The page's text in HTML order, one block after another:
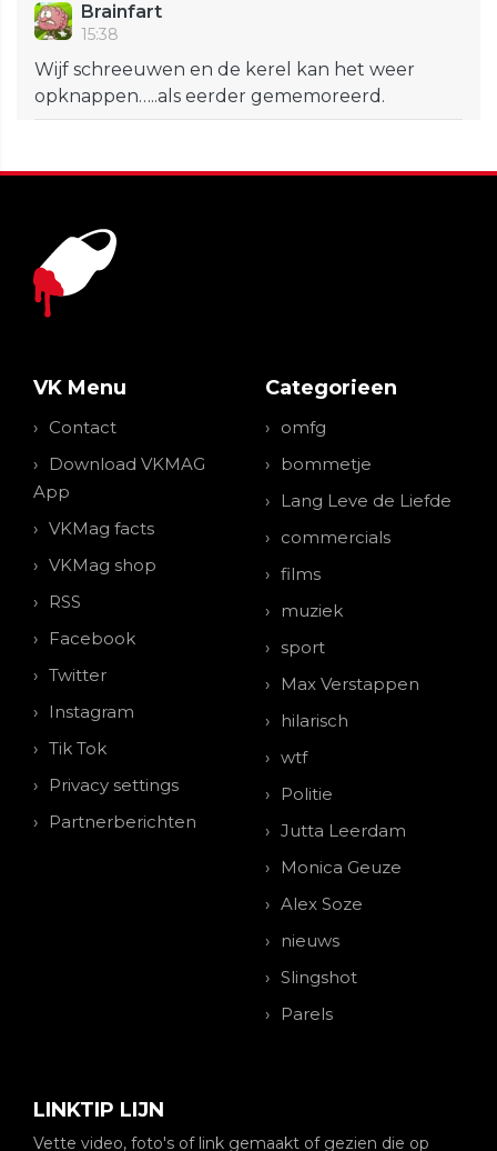
Brainfart
15:38
Wijf schreeuwen en de kerel kan het weer
opknappen…..als eerder gememoreerd.
VK Menu
Contact
Download VKMAG
App
VKMag facts
VKMag shop
RSS
Facebook
Twitter
Instagram
Tik Tok
Privacy settings
Partnerberichten
Categorieen
omfg
bommetje
Lang Leve de Liefde
commercials
films
muziek
sport
Max Verstappen
hilarisch
wtf
Politie
Jutta Leerdam
Monica Geuze
Alex Soze
nieuws
Slingshot
Parels
LINKTIP LIJN
Vette video, foto's of link gemaakt of gezien die op